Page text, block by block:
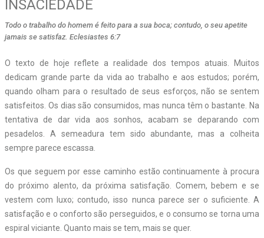
INSACIEDADE
Todo o trabalho do homem é feito para a sua boca; contudo, o seu apetite
jamais se satisfaz. Eclesiastes 6:7
O texto de hoje reflete a realidade dos tempos atuais. Muitos
dedicam grande parte da vida ao trabalho e aos estudos; porém,
quando olham para o resultado de seus esforços, não se sentem
satisfeitos. Os dias são consumidos, mas nunca têm o bastante. Na
tentativa de dar vida aos sonhos, acabam se deparando com
pesadelos. A semeadura tem sido abundante, mas a colheita
sempre parece escassa.
Os que seguem por esse caminho estão continuamente à procura
do próximo alento, da próxima satisfação. Comem, bebem e se
vestem com luxo; contudo, isso nunca parece ser o suficiente. A
satisfação e o conforto são perseguidos, e o consumo se torna uma
espiral viciante. Quanto mais se tem, mais se quer.